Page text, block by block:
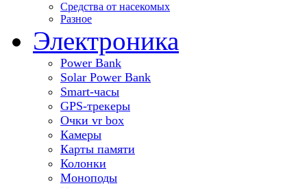
Средства от насекомых
Разное
Электроника
Power Bank
Solar Power Bank
Smart-часы
GPS-трекеры
Очки vr box
Камеры
Карты памяти
Колонки
Моноподы